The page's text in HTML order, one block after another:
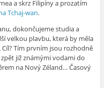
a skrz Filipíny a prozatím
Tchaj-wan.
dokončujeme studia a
velkou plavbu, která by měla
Tím prvním jsou rozhodně
již známými vodami do
na Nový Zéland… Časový